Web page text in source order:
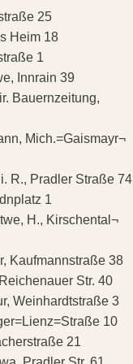
25
Heim 18
1
Innrain 39
Bauernzeitung,
Mich.=Gaismayr¬
R., Pradler Straße 74
1
H., Kirschental¬
Kaufmannstraße 38
Str. 40
Weinhardtstraße 3
10
21